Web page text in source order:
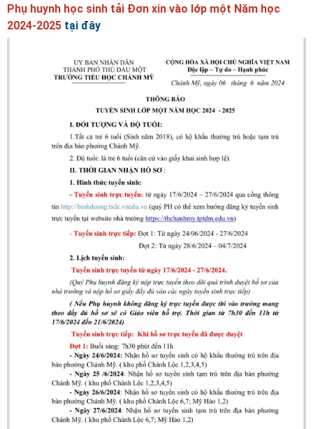
Phụ huynh học sinh tải Đơn xin vào lớp một Năm học
2024-2025 tại đây